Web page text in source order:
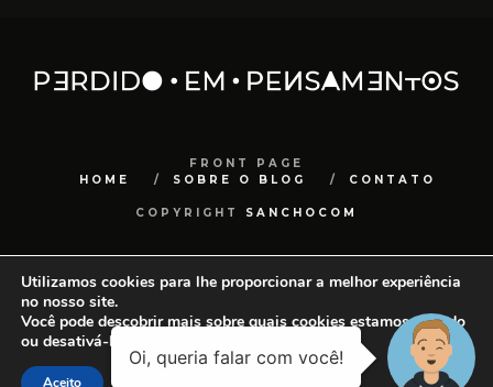
FRONT PAGE
HOME
SOBRE O BLOG CONTATO
COPYRIGHT SANCHOCOM
Utilizamos cookies para lhe proporcionar a melhor experiência
no nosso site.
Você pode descobrir mais sobre quais cookies estamos usando
ou desativá-los em
Aceito